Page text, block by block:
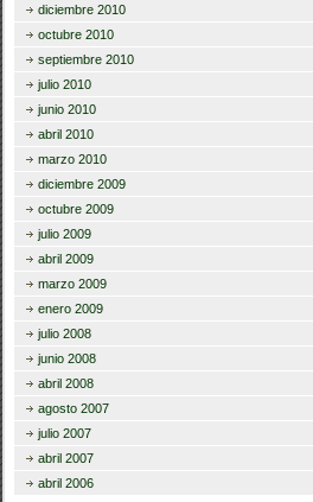
diciembre 2010
octubre 2010
septiembre 2010
julio 2010
junio 2010
abril 2010
marzo 2010
diciembre 2009
octubre 2009
julio 2009
abril 2009
marzo 2009
enero 2009
julio 2008
junio 2008
abril 2008
agosto 2007
julio 2007
abril 2007
abril 2006